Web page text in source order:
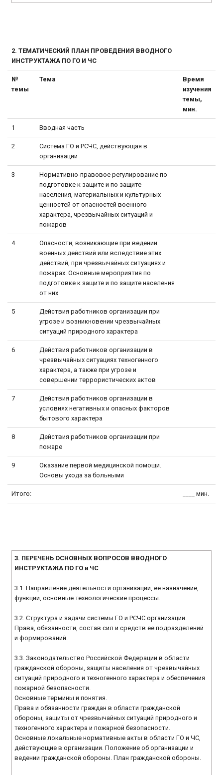
2. ТЕМАТИЧЕСКИЙ ПЛАН ПРОВЕДЕНИЯ ВВОДНОГО
ИНСТРУКТАЖА ПО ГО И ЧС
№
темы
Тема
Время
изучения
темы,
мин.
1 Вводная часть
2
Система ГО и РСЧС, действующая в
организации
3
Нормативно-правовое регулирование по
подготовке к защите и по защите
населения, материальных и культурных
ценностей от опасностей военного
характера, чрезвычайных ситуаций и
пожаров
4
Опасности, возникающие при ведении
военных действий или вследствие этих
действий, при чрезвычайных ситуациях и
пожарах. Основные мероприятия по
подготовке к защите и по защите населения
от них
5
Действия работников организации при
угрозе и возникновении чрезвычайных
ситуаций природного характера
6
Действия работников организации в
чрезвычайных ситуациях техногенного
характера, а также при угрозе и
совершении террористических актов
7
Действия работников организации в
условиях негативных и опасных факторов
бытового характера
8
Действия работников организации при
пожаре
9
Оказание первой медицинской помощи.
Основы ухода за больными
Итого: ____ мин.
3. ПЕРЕЧЕНЬ ОСНОВНЫХ ВОПРОСОВ ВВОДНОГО
ИНСТРУКТАЖА ПО ГО и ЧС
3.1. Направление деятельности организации, ее назначение,
функции, основные технологические процессы.
3.2. Структура и задачи системы ГО и РСЧС организации.
Права, обязанности, состав сил и средств ее подразделений
и формирований.
3.3. Законодательство Российской Федерации в области
гражданской обороны, защиты населения от чрезвычайных
ситуаций природного и техногенного характера и обеспечения
пожарной безопасности.
Основные термины и понятия.
Права и обязанности граждан в области гражданской
обороны, защиты от чрезвычайных ситуаций природного и
техногенного характера и пожарной безопасности.
Основные локальные нормативные акты в области ГО и ЧС,
действующие в организации. Положение об организации и
ведении гражданской обороны. План гражданской обороны.